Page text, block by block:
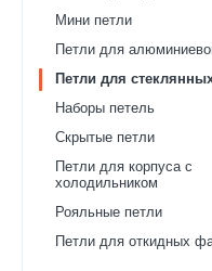
Мини петли
Петли для
Петли для
Наборы петель
Скрытые петли
Петли для корпуса с
холодильником
Рояльные петли
Петли для откидных